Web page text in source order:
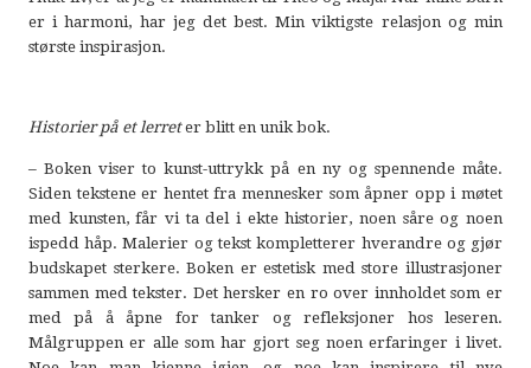
er i harmoni, har jeg det best. Min viktigste relasjon og min
største inspirasjon.
Historier på et lerreter blitt en unik bok.
– Boken viser to kunst-uttrykk på en ny og spennende måte.
Siden tekstene er hentet fra mennesker som åpner opp i møtet
med kunsten, får vi ta del i ekte historier, noen såre og noen
ispedd håp. Malerier og tekst kompletterer hverandre og gjør
budskapet sterkere. Boken er estetisk med store illustrasjoner
sammen med tekster. Det hersker en ro over innholdet som er
med på å åpne for tanker og refleksjoner hos leseren.
Målgruppen er alle som har gjort seg noen erfaringer i livet.